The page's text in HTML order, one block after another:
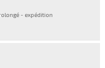
- expédition